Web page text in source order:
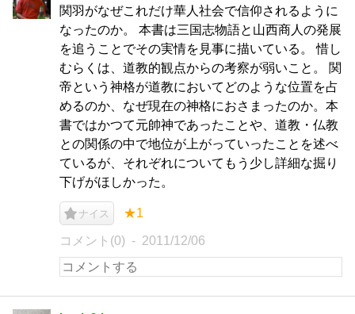
関羽がなぜこれだけ華人社会で信仰されるように
なったのか。 本書は三国志物語と山西商人の発展
を追うことでその実情を見事に描いている。 惜し
むらくは、道教的観点からの考察が弱いこと。 関
帝という神格が道教においてどのような位置を占
めるのか、なぜ現在の神格におさまったのか。本
書ではかつて元帥神であったことや、道教・仏教
との関係の中で地位が上がっていったことを述べ
ているが、それぞれについてもう少し詳細な掘り
下げがほしかった。
ナイス ★1
コメント(0) 2011/12/06